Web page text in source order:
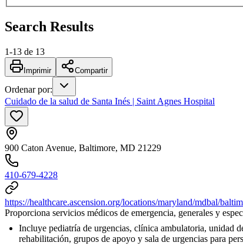
Search Results
1-13 de 13
Imprimir Compartir
Ordenar por:
Cuidado de la salud de Santa Inés | Saint Agnes Hospital
900 Caton Avenue, Baltimore, MD 21229
410-679-4228
https://healthcare.ascension.org/locations/maryland/mdbal/
Proporciona servicios médicos de emergencia, generales y
Incluye pediatría de urgencias, clínica ambulatoria, unidad
rehabilitación, grupos de apoyo y sala de urgencias para